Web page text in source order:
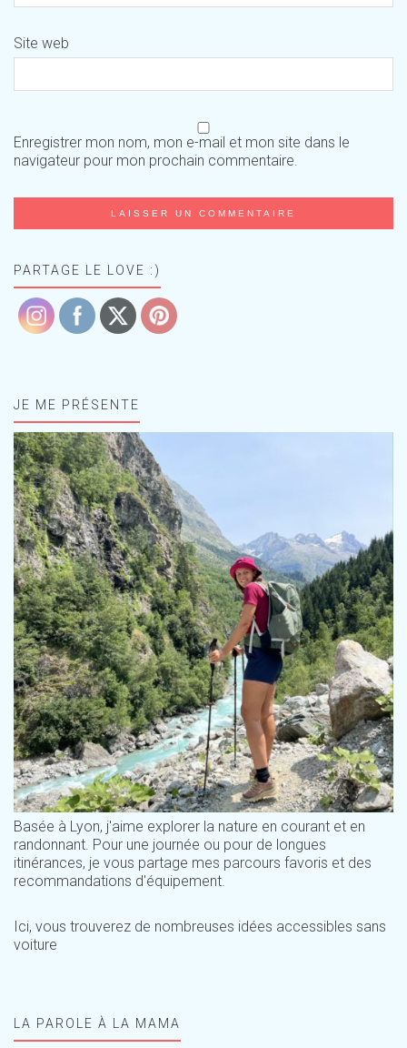
Site web
Enregistrer mon nom, mon e-mail et mon site dans le
navigateur pour mon prochain commentaire.
PARTAGE LE LOVE :)
JE ME PRÉSENTE
Basée à Lyon, j'aime explorer la nature en courant et en
randonnant. Pour une journée ou pour de longues
itinérances, je vous partage mes parcours favoris et des
recommandations d'équipement.
Ici, vous trouverez de nombreuses idées accessibles sans
voiture
LA PAROLE À LA MAMA